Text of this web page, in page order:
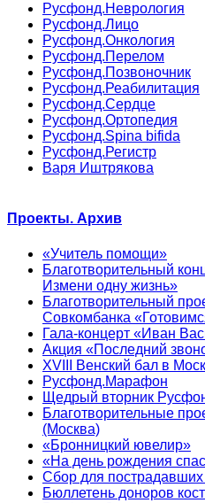
Русфонд.Неврология
Русфонд.Лицо
Русфонд.Онкология
Русфонд.Перелом
Русфонд.Позвоночник
Русфонд.Реабилитация
Русфонд.Сердце
Русфонд.Ортопедия
Русфонд.Spina bifida
Русфонд.Регистр
Варя Иштрякова
Проекты. Архив
«Учитель помощи»
Благотворительный
Измени одну жизнь»
Благотворительный
Совкомбанка
Гала-концерт «Иван
Акция «Последний
XVIII Венский бал в
Русфонд.Марафон
Щедрый вторник
Благотворительные
(Москва)
«Бронницкий ювелир»
«На день рождения
Сбор для
Бюллетень доноров